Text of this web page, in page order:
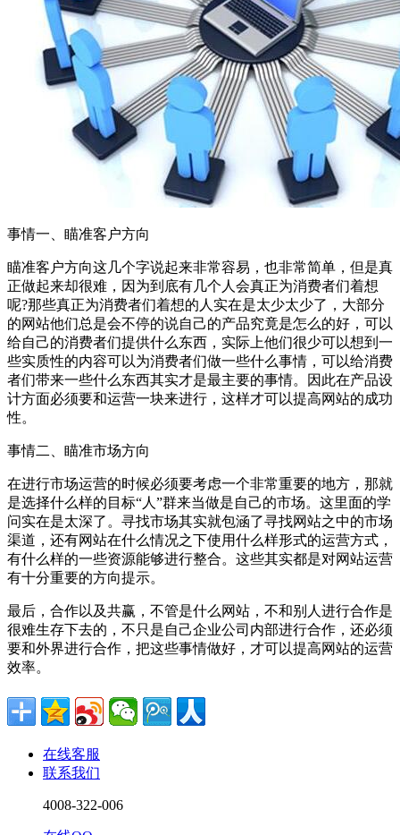
事情一、瞄准客户方向
瞄准客户方向这几个字说起来非常容易，也非常简单，但是真
正做起来却很难，因为到底有几个人会真正为消费者们着想
呢?那些真正为消费者们着想的人实在是太少太少了，大部分
的网站他们总是会不停的说自己的产品究竟是怎么的好，可以
给自己的消费者们提供什么东西，实际上他们很少可以想到一
些实质性的内容可以为消费者们做一些什么事情，可以给消费
者们带来一些什么东西其实才是最主要的事情。因此在产品设
计方面必须要和运营一块来进行，这样才可以提高网站的成功
性。
事情二、瞄准市场方向
在进行市场运营的时候必须要考虑一个非常重要的地方，那就
是选择什么样的目标“人”群来当做是自己的市场。这里面的学
问实在是太深了。寻找市场其实就包涵了寻找网站之中的市场
渠道，还有网站在什么情况之下使用什么样形式的运营方式，
有什么样的一些资源能够进行整合。这些其实都是对网站运营
有十分重要的方向提示。
最后，合作以及共赢，不管是什么网站，不和别人进行合作是
很难生存下去的，不只是自己企业公司内部进行合作，还必须
要和外界进行合作，把这些事情做好，才可以提高网站的运营
效率。
在线客服
联系我们
4008-322-006